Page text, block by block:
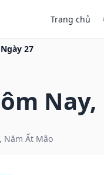
Trang chủ
Ngày 27
Nay,
Năm Ất Mão